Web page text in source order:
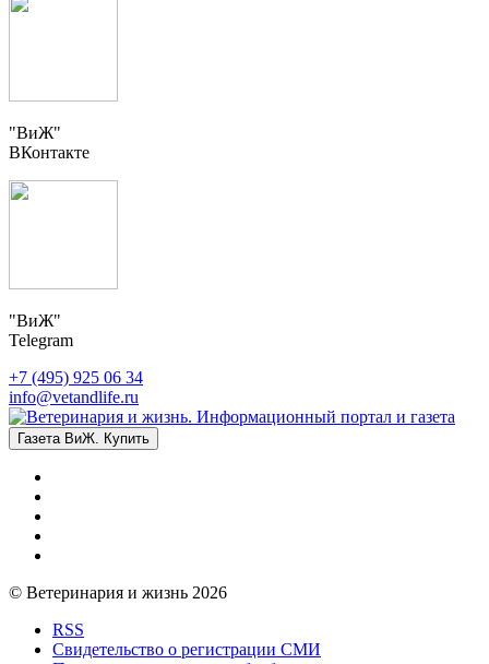
"ВиЖ"
ВКонтакте
"ВиЖ"
Telegram
+7 (495) 925 06 34
info@vetandlife.ru
Газета ВиЖ. Купить
© Ветеринария и жизнь 2026
RSS
Свидетельство о регистрации СМИ